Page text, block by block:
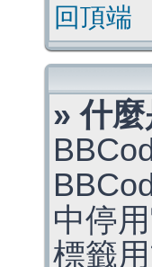
回頂端
» 什
中停
標籤